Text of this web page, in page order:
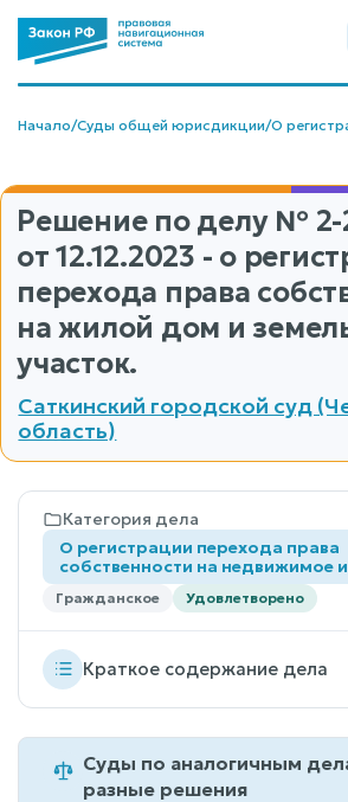
Начало/Суды общей юрисдикции/О
Решение по делу № 2-
от 12.12.2023 - о
перехода права
на жилой дом и
участок.
Саткинский городской суд
область)
Категория дела
О регистрации перехода права
собственности на недвижимое
Гражданское Удовлетворено
Краткое содержание дела
Суды по аналогичным
разные решения